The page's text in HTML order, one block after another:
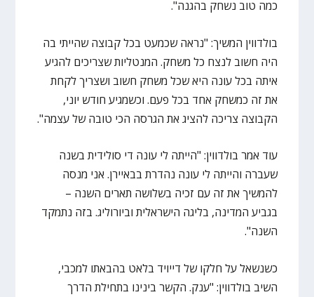
כמה טוב נשחק בהגנה".
בולדווין המשיך: "נראה שכמעט בכל קבוצה שהייתי בה
היה חשוב לנצח כל משחק. המנטליות שצריכים להגיע
איתה בכל עונה היא שכל משחק חשוב ושצריך לקחת
את זה כמשחק אחד בכל פעם. וכשמגיע חודש יוני,
הקבוצה צריכה להציג את הגרסה הכי טובה של עצמה".
עוד אמר בולדווין: "הייתה לי עונה די סולידית בשנה
שעברה והייתה לי עונה נהדרת בבאיירן. אני מנסה
להמשיך את זה עם זכיה בשלושה תארים השנה –
בגביע המדינה, בליגה הישראלית וביורוליג. בזה נתמקד
השנה".
כשנשאל על חלקו של דייויד בלאט בהבאתו למכבי,
השיב בולדווין: "ענק. הקשר בינינו בתחילת הדרך